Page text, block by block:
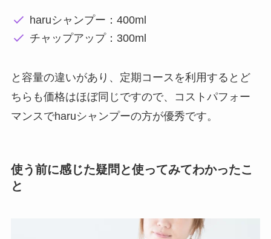
haruシャンプー：400ml
チャップアップ：300ml
と容量の違いがあり、定期コースを利用するとど
ちらも価格はほぼ同じですので、コストパフォー
マンスでharuシャンプーの方が優秀です。
使う前に感じた疑問と使ってみてわかったこ
と